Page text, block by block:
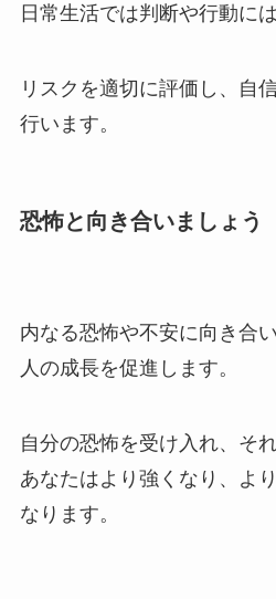
日常生活では判断や行動に
リスクを適切に評価し、自
行います。
恐怖と向き合いましょう
内なる恐怖や不安に向き合
人の成長を促進します。
自分の恐怖を受け入れ、そ
あなたはより強くなり、よ
なります。